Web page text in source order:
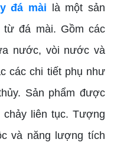
đá mài
là một sản
đá mài. Gồm các
nước, vòi nước và
các chi tiết phụ như
Sản phẩm được
liên tục. Tượng
và năng lượng tích